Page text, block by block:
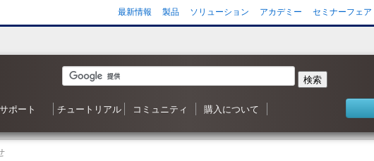
最新情報 製品 ソリューション アカデミー セミナーフェア
検索
タ集 森シリーズ
サポート
い合わせ
別対応状況
あるご質問（FAQ）
ラインヘルプ
プデータ
ルマガジンナレッジベースへようこそ
チュートリアル
目次
Shade3D 操作ガイダンス
Shade3D の使い方
カスタマイズはいかがですか？
シャーロットのチュートリアル
ビデオチュートリアル
ポリゴンメッシュでキャラクタを作成
アニメーション事始め
チャレンジ！3D
Adobe製品と連携！
書籍リスト
コミュニティ
Shade3D フォーラム
事例紹介・インタビュー
特集・コンテスト
ギャラリー
購入について
Shade3D 製品のご購入について
Shapeasy の購入
マジカルスケッチ 3D の購入